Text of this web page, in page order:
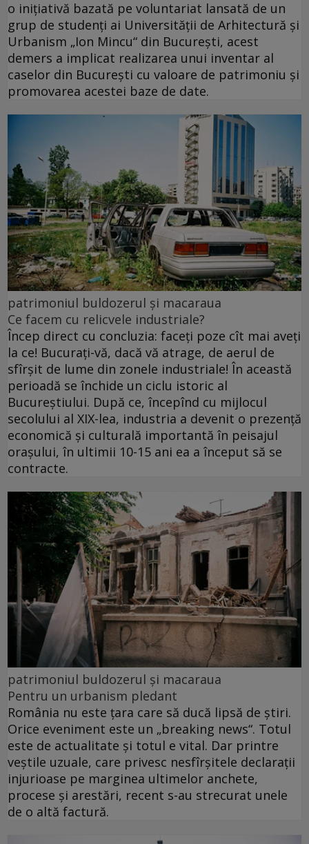
o iniţiativă bazată pe voluntariat lansată de un
grup de studenţi ai Universităţii de Arhitectură şi
Urbanism „Ion Mincu“ din Bucureşti, acest
demers a implicat realizarea unui inventar al
caselor din Bucureşti cu valoare de patrimoniu şi
promovarea acestei baze de date.
patrimoniul buldozerul și macaraua
Ce facem cu relicvele industriale?
Încep direct cu concluzia: faceţi poze cît mai aveţi
la ce! Bucuraţi-vă, dacă vă atrage, de aerul de
sfîrşit de lume din zonele industriale! În această
perioadă se închide un ciclu istoric al
Bucureştiului. După ce, începînd cu mijlocul
secolului al XIX-lea, industria a devenit o prezenţă
economică şi culturală importantă în peisajul
oraşului, în ultimii 10-15 ani ea a început să se
contracte.
patrimoniul buldozerul și macaraua
Pentru un urbanism pledant
România nu este ţara care să ducă lipsă de ştiri.
Orice eveniment este un „breaking news“. Totul
este de actualitate şi totul e vital. Dar printre
veştile uzuale, care privesc nesfîrşitele declaraţii
injurioase pe marginea ultimelor anchete,
procese şi arestări, recent s-au strecurat unele
de o altă factură.